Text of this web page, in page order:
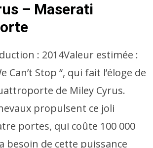
– Maserati
: 2014Valeur estimée :
Can’t Stop “, qui fait l’éloge de
de Miley Cyrus.
propulsent ce joli
portes, qui coûte 100 000
besoin de cette puissance